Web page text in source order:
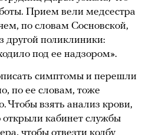
Прием вели медсестра
по словам Сосновской,
другой поликлиники:
под ее надзором».
симптомы и перешли
по ее словам, тоже
Чтобы взять анализ крови,
кабинет службы